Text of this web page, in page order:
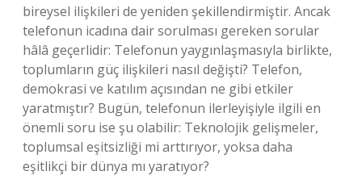
bireysel ilişkileri de yeniden şekillendirmiştir. Ancak
telefonun icadına dair sorulması gereken sorular
hâlâ geçerlidir: Telefonun yaygınlaşmasıyla birlikte,
toplumların güç ilişkileri nasıl değişti? Telefon,
demokrasi ve katılım açısından ne gibi etkiler
yaratmıştır? Bugün, telefonun ilerleyişiyle ilgili en
önemli soru ise şu olabilir: Teknolojik gelişmeler,
toplumsal eşitsizliği mi arttırıyor, yoksa daha
eşitlikçi bir dünya mı yaratıyor?